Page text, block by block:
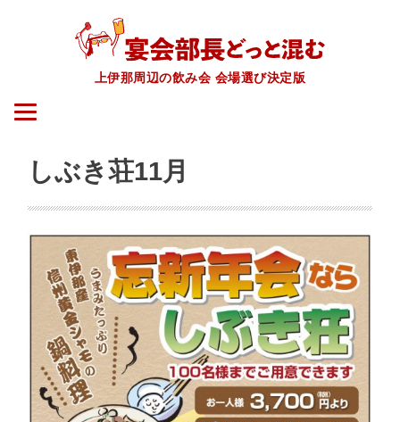
上伊那周辺の飲み会 会場選び決定版
しぶき荘11月